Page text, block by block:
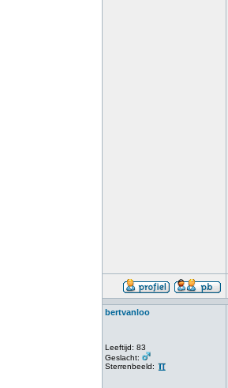
bertvanloo
Leeftijd: 83
Geslacht:
Sterrenbeeld: